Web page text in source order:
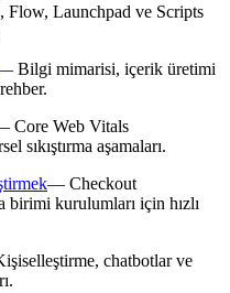
Flow, Launchpad ve Scripts
Bilgi mimarisi, içerik üretimi
Core Web Vitals
sıkıştırma aşamaları.
— Checkout
kurulumları için hızlı
chatbotlar ve